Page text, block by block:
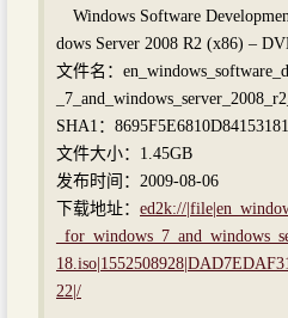
Windows Software
dows Server 2008 R2 (x86) –
文件名：
SHA1：
文件大小：1.45GB
发布时间：2009-08-06
下载地址： ed2k://
22|/